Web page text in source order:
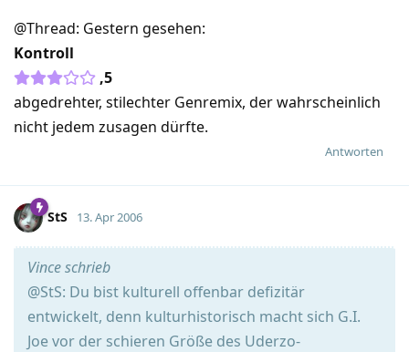
@Thread: Gestern gesehen:
Kontroll
,5
abgedrehter, stilechter Genremix, der wahrscheinlich
nicht jedem zusagen dürfte.
Antworten
StS 13. Apr 2006
Vince schrieb
@StS: Du bist kulturell offenbar defizitär
entwickelt, denn kulturhistorisch macht sich G.I.
Joe vor der schieren Größe des Uderzo-